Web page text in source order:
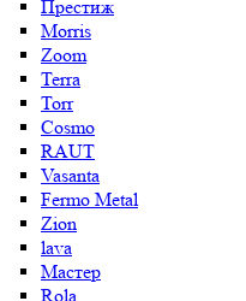
Престиж
Morris
Zoom
Terra
Torr
Cosmo
RAUT
Vasanta
Fermo Metal
Zion
lava
Мастер
Rola